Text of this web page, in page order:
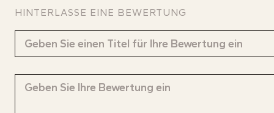
HINTERLASSE EINE BEWERTUNG